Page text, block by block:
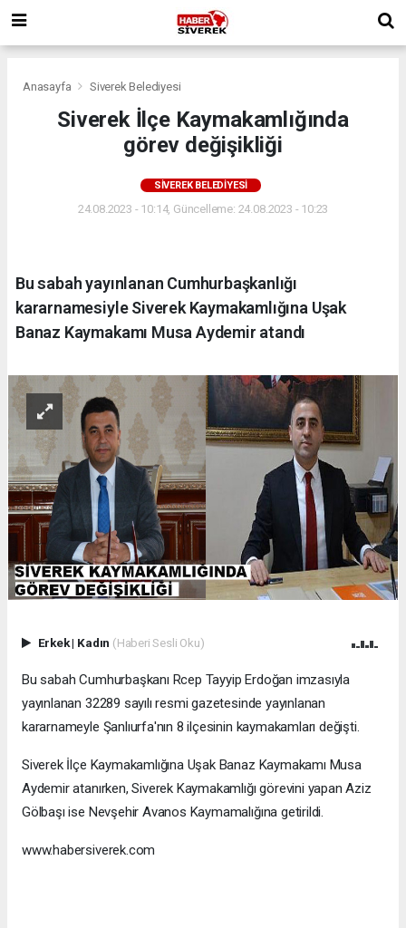
Anasayfa Siverek Belediyesi
Siverek İlçe Kaymakamlığında
görev değişikliği
SIVEREK BELEDIYESI
24.08.2023 - 10:14, Güncelleme: 24.08.2023 - 10:23
Bu sabah yayınlanan Cumhurbaşkanlığı
kararnamesiyle Siverek Kaymakamlığına Uşak
Banaz Kaymakamı Musa Aydemir atandı
Erkek| Kadın (Haberi Sesli Oku)
Bu sabah Cumhurbaşkanı Rcep Tayyip Erdoğan imzasıyla
yayınlanan 32289 sayılı resmi gazetesinde yayınlanan
kararnameyle Şanlıurfa'nın 8 ilçesinin kaymakamları değişti.
Siverek İlçe Kaymakamlığına Uşak Banaz Kaymakamı Musa
Aydemir atanırken, Siverek Kaymakamlığı görevini yapan Aziz
Gölbaşı ise Nevşehir Avanos Kaymamalığına getirildi.
www.habersiverek.com